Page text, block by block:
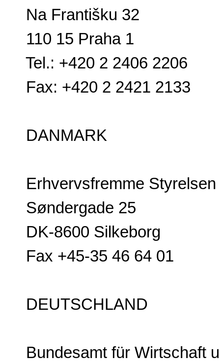
Na Františku 32
110 15 Praha 1
Tel.: +420 2 2406 2206
Fax: +420 2 2421 2133
DANMARK
Erhvervsfremme Styrelsen
Søndergade 25
DK-8600 Silkeborg
Fax +45-35 46 64 01
DEUTSCHLAND
Bundesamt für Wirtschaft